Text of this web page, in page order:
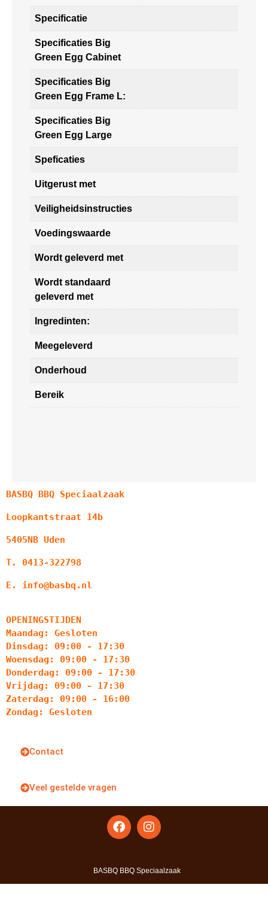
Specificatie
Specificaties Big
Green Egg Cabinet
Specificaties Big
Green Egg Frame L:
Specificaties Big
Green Egg Large
Speficaties
Uitgerust met
Veiligheidsinstructies
Voedingswaarde
Wordt geleverd met
Wordt standaard
geleverd met
Ingredinten:
Meegeleverd
Onderhoud
Bereik
BASBQ BBQ Speciaalzaak
Loopkantstraat 14b
5405NB Uden
T. 0413-322798
E. info@basbq.nl
OPENINGSTIJDEN
Maandag: Gesloten
Dinsdag: 09:00 - 17:30
Woensdag: 09:00 - 17:30
Donderdag: 09:00 - 17:30
Vrijdag: 09:00 - 17:30
Zaterdag: 09:00 - 16:00
Zondag: Gesloten
Contact
Veel gestelde vragen
BASBQ BBQ Speciaalzaak